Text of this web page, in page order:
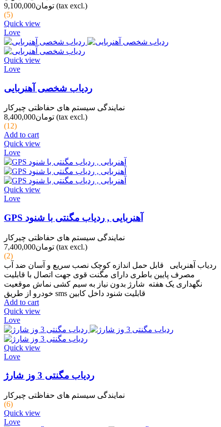
تومان9,100,000 (tax excl.)
(5)
Quick view
Love
Quick view
Love
ردیاب شخصی آهنربایی
نمایندگی سیستم های حفاظتی چیرکار
تومان8,400,000 (tax excl.)
(12)
Add to cart
Quick view
Love
Quick view
Love
GPS آهنربایی , ردیاب مگنتی با شنود
نمایندگی سیستم های حفاظتی چیرکار
تومان7,400,000 (tax excl.)
(2)
ردیاب آهنربایی قابل حمل اندازه کوچک نصب سریع و آسان ضد آب
مصرف پایین باطری دارای مگنت قوی جهت اتصال با قابلیت
نگهداری یک هفته شارژ بدون نیاز به سیم کشی نماش موقعیت
خودرو از طریق sms قابلیت شنود داخل کابین
Add to cart
Quick view
Love
Quick view
Love
ردیاب مگنتی 3 وز شارژ
نمایندگی سیستم های حفاظتی چیرکار
(6)
Quick view
Love